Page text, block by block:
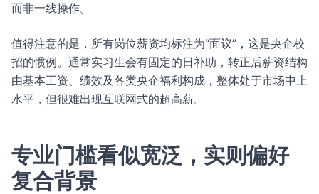
而非一线操作。
值得注意的是，所有岗位薪资均标注为“面议”，这是央企校
招的惯例。通常实习生会有固定的日补助，转正后薪资结构
由基本工资、绩效及各类央企福利构成，整体处于市场中上
水平，但很难出现互联网式的超高薪。
专业门槛看似宽泛，实则偏好
复合背景